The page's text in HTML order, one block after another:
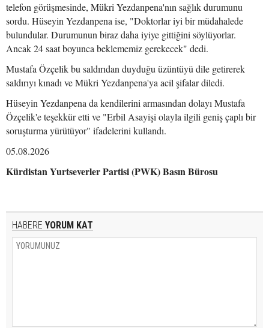
telefon görüşmesinde, Mükri Yezdanpena'nın sağlık durumunu
sordu. Hüseyin Yezdanpena ise, "Doktorlar iyi bir müdahalede
bulundular. Durumunun biraz daha iyiye gittiğini söylüyorlar.
Ancak 24 saat boyunca beklememiz gerekecek" dedi.
Mustafa Özçelik bu saldırıdan duyduğu üzüntüyü dile getirerek
saldırıyı kınadı ve Mükri Yezdanpena'ya acil şifalar diledi.
Hüseyin Yezdanpena da kendilerini armasından dolayı Mustafa
Özçelik'e teşekkür etti ve "Erbil Asayişi olayla ilgili geniş çaplı bir
soruşturma yürütüyor" ifadelerini kullandı.
05.08.2026
Kürdistan Yurtseverler Partisi (PWK) Basın Bürosu
HABERE YORUM KAT